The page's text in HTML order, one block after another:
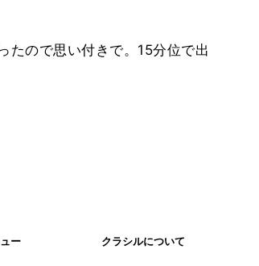
たので思い付きで。15分位で出
ー クラシルについて